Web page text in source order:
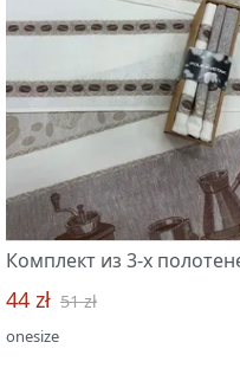
44 zł 51 zł
onesize